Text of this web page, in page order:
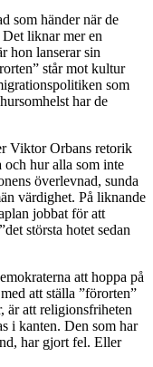
som händer när de
liknar mer en
hon lanserar sin
står mot kultur
som
har de
Viktor Orbans retorik
hur alla som inte
överlevnad, sunda
värdighet. På liknande
jobbat för att
största hotet sedan
att hoppa på
att ställa ”förorten”
är att religionsfriheten
i kanten. Den som har
har gjort fel. Eller